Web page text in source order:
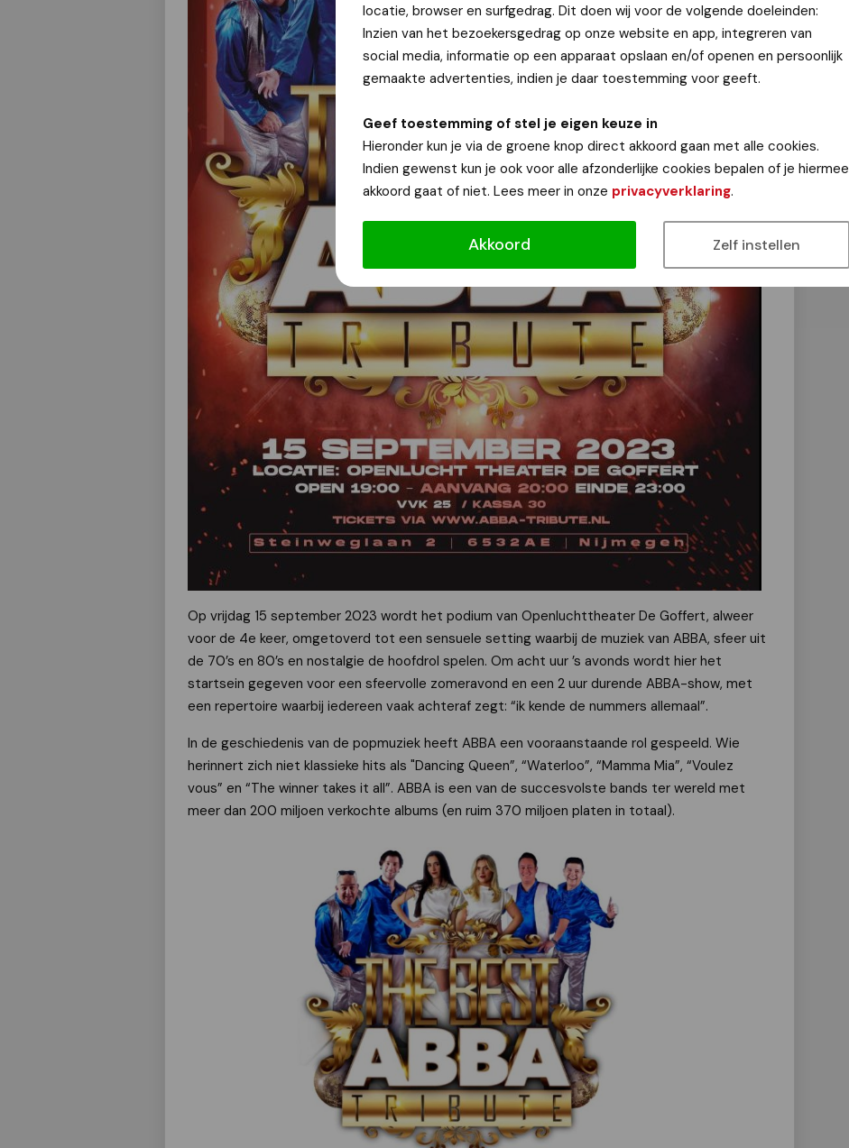
locatie, browser en surfgedrag. Dit doen wij voor de volgende doeleinden:
Inzien van het bezoekersgedrag op onze website en app, integreren van
social media, informatie op een apparaat opslaan en/of openen en persoonlijk
gemaakte advertenties, indien je daar toestemming voor geeft.
Geef toestemming of stel je eigen keuze in
Hieronder kun je via de groene knop direct akkoord gaan met alle cookies.
Indien gewenst kun je ook voor alle afzonderlijke cookies bepalen of je hiermee
akkoord gaat of niet. Lees meer in onze privacyverklaring.
Akkoord Zelf instellen
Op vrijdag 15 september 2023 wordt het podium van Openluchttheater De Goffert, alweer
voor de 4e keer, omgetoverd tot een sensuele setting waarbij de muziek van ABBA, sfeer uit
de 70’s en 80’s en nostalgie de hoofdrol spelen. Om acht uur ’s avonds wordt hier het
startsein gegeven voor een sfeervolle zomeravond en een 2 uur durende ABBA-show, met
een repertoire waarbij iedereen vaak achteraf zegt: “ik kende de nummers allemaal”.
In de geschiedenis van de popmuziek heeft ABBA een vooraanstaande rol gespeeld. Wie
herinnert zich niet klassieke hits als "Dancing Queen”, “Waterloo”, “Mamma Mia”, “Voulez
vous” en “The winner takes it all”. ABBA is een van de succesvolste bands ter wereld met
meer dan 200 miljoen verkochte albums (en ruim 370 miljoen platen in totaal).